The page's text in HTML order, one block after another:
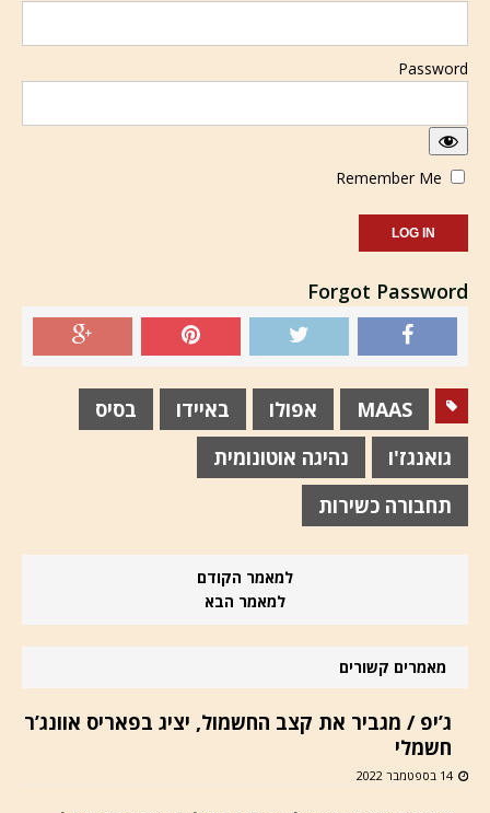
Password
Forgot Password
MAAS אפולו באיידו
בסיס
גואנגז'ו
נהיגה אוטונומית
תחבורה כשירות
למאמר הקודם
למאמר הבא
מאמרים קשורים
ג’יפ / מגביר את קצב החשמול, יציג בפאריס אוונג’ר
חשמלי
14 בספטמבר 2022